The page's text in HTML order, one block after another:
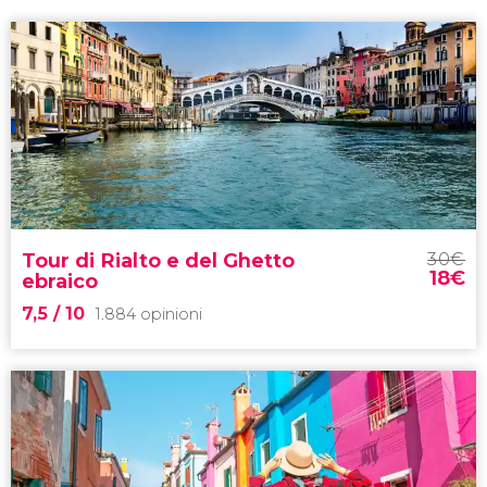
Tour di Rialto e del Ghetto
ebraico
7,5 / 10 1.884 opinioni
30€
18€
7,5

